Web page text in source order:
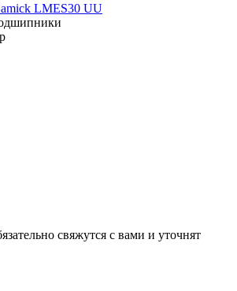
LMES30 UU
свяжутся с вами и уточнят